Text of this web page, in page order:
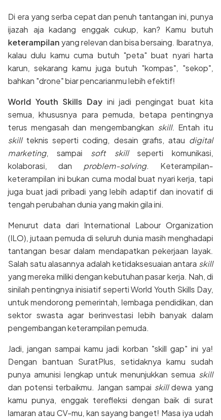
Di era yang serba cepat dan penuh tantangan ini, punya
ijazah aja kadang enggak cukup, kan? Kamu butuh
keterampilan yang relevan dan bisa bersaing. Ibaratnya,
kalau dulu kamu cuma butuh "peta" buat nyari harta
karun, sekarang kamu juga butuh "kompas", "sekop",
bahkan "drone" biar pencarianmu lebih efektif!
World Youth Skills Day ini jadi pengingat buat kita
semua, khususnya para pemuda, betapa pentingnya
terus mengasah dan mengembangkan skill. Entah itu
skillteknis seperti coding, desain grafis, atau digital
marketing, sampai soft skillseperti komunikasi,
kolaborasi, dan problem-solving. Keterampilan-
keterampilan ini bukan cuma modal buat nyari kerja, tapi
juga buat jadi pribadi yang lebih adaptif dan inovatif di
tengah perubahan dunia yang makin gila ini.
Menurut data dari International Labour Organization
(ILO), jutaan pemuda di seluruh dunia masih menghadapi
tantangan besar dalam mendapatkan pekerjaan layak.
Salah satu alasannya adalah ketidaksesuaian antara skill
yang mereka miliki dengan kebutuhan pasar kerja. Nah, di
sinilah pentingnya inisiatif seperti World Youth Skills Day,
untuk mendorong pemerintah, lembaga pendidikan, dan
sektor swasta agar berinvestasi lebih banyak dalam
pengembangan keterampilan pemuda.
Jadi, jangan sampai kamu jadi korban "skill gap" ini ya!
Dengan bantuan SuratPlus, setidaknya kamu sudah
punya amunisi lengkap untuk menunjukkan semua skill
dan potensi terbaikmu. Jangan sampai skilldewa yang
kamu punya, enggak terefleksi dengan baik di surat
lamaran atau CV-mu, kan sayang banget! Masa iya udah